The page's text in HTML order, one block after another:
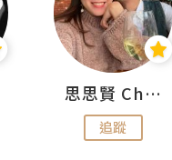
思思賢 ChillMyBabe
追蹤